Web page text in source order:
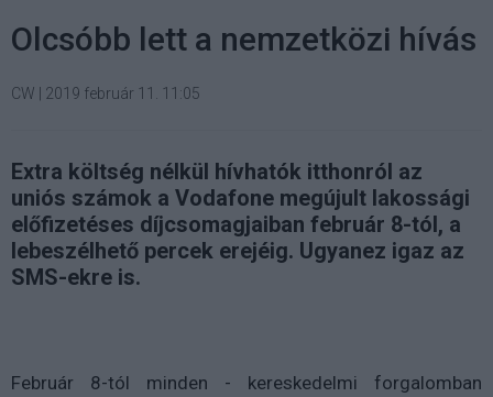
Olcsóbb lett a nemzetközi hívás
CW | 2019 február 11. 11:05
Extra költség nélkül hívhatók itthonról az
uniós számok a Vodafone megújult lakossági
előfizetéses díjcsomagjaiban február 8-tól, a
lebeszélhető percek erejéig. Ugyanez igaz az
SMS-ekre is.
Február 8-tól minden - kereskedelmi forgalomban